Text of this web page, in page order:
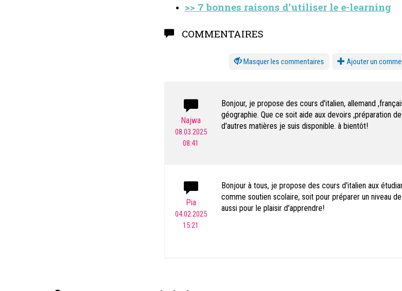
>> 7 bonnes raisons d’utiliser le e-learning
COMMENTAIRES
les commentaires Ajouter un
Najwa
08.03.2025
08:41
Bonjour, je propose des cours d'italien, allemand
géographie. Que ce soit aide aux devoirs ,préparation
d'autres matières je suis disponible. à bientôt!
Pia
04.02.2025
15:21
Bonjour à tous, je propose des cours d'italien aux
comme soutien scolaire, soit pour préparer un niveau
aussi pour le plaisir d'apprendre!